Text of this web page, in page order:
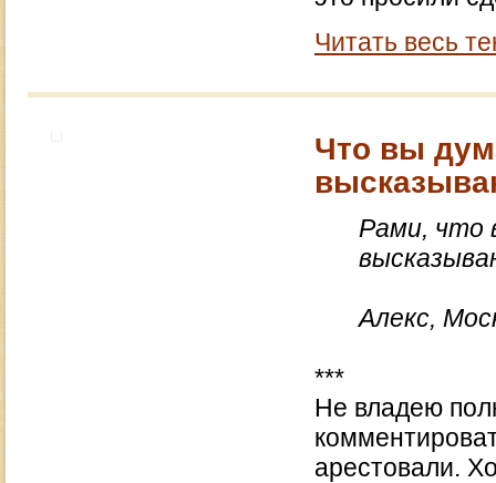
Читать весь
Что вы
Рами, что
Алекс,
***
Не владею
арестовали.